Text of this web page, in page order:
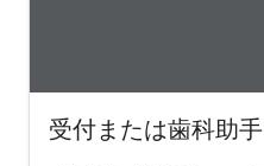
受付または歯科助手